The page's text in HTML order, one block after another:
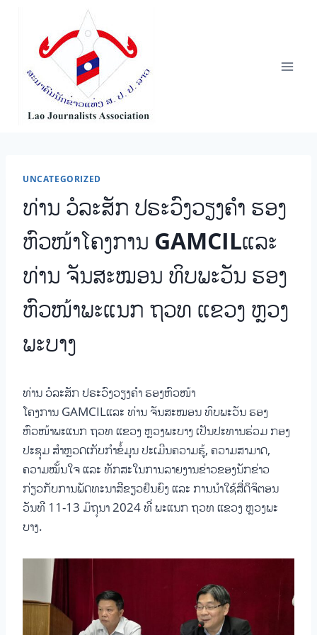
content
UNCATEGORIZED
ທ່ານ ວໍລະສັກ ປຣະວົງວຽງຄໍາ ຮອງ
ຫົວໜ້າໂຄງການ GAMCILແລະ
ທ່ານ ຈັນສະໝອນ ທິບພະວັນ ຮອງ
ຫົວໜ້າພະແນກ ຖວທ ແຂວງ ຫຼວງ
ພະບາງ
ທ່ານ ວໍລະສັກ ປຣະວົງວຽງຄໍາ ຮອງຫົວໜ້າ
ໂຄງການ GAMCILແລະ ທ່ານ ຈັນສະໝອນ ທິບພະວັນ ຮອງ
ຫົວໜ້າພະແນກ ຖວທ ແຂວງ ຫຼວງພະບາງ ເປັນປະທານຮ່ວມ ກອງ
ປະຊຸມ ສໍາຫຼວດເກັບກໍາຂໍ້ມູນ ປະເມີນຄວາມຮູ້, ຄວາມສາມາດ,
ຄວາມໝັ້ນໃຈ ແລະ ທັກສະໃນການລາຍງານຂ່າວຂອງນັກຂ່າວ
ກ່ຽວກັບການພັດທະນາສີຂຽວຍືນຍົງ ແລະ ການນຳໃຊ້ສື່ດິຈິຕອນ
ວັນທີ 11-13 ມິຖຸນາ 2024 ທີ່ ພະແນກ ຖວທ ແຂວງ ຫຼວງພະ
ບາງ.